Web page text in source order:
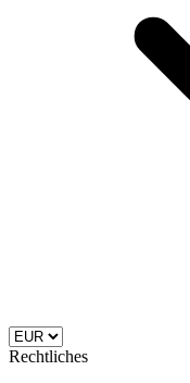
Rechtliches